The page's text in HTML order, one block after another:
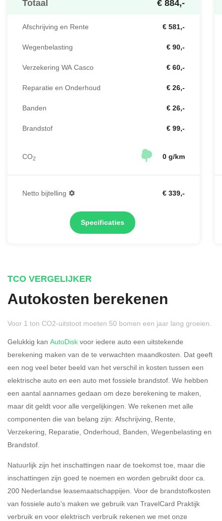
Totaal € 884,-
Afschrijving en Rente € 581,-
Wegenbelasting € 90,-
Verzekering WA Casco € 60,-
Reparatie en Onderhoud € 26,-
Banden € 26,-
Brandstof € 99,-
CO2 0 g/km
Netto bijtelling € 339,-
Specificaties
Rijdt u meer dan 500
kilometer privé?
Ja Nee
Belastingspercentage
37,07% (Belastbaar tot €
69.399,- )
Eigen bijdrage
TCO VERGELIJKER
Autokosten berekenen
Voor 1 ton CO2-uitstoot moeten 50 bomen een jaar lang groeien.
Gelukkig kan AutoDisk voor iedere auto een uitstekende
berekening maken van de te verwachten maandkosten. Dat geeft
een nog veel beter beeld van het verschil in kosten tussen een
elektrische auto en een auto met fossiele brandstof. We hebben
een aantal aannames gedaan om deze berekening te maken,
maar dit geldt voor alle vergelijkingen. We rekenen met alle
componenten die van belang zijn: Afschrijving, Rente,
Verzekering, Reparatie, Onderhoud, Banden, Wegenbelasting en
Brandstof.
Natuurlijk zijn het inschattingen naar de toekomst toe, maar die
inschattingen zijn goed te noemen en worden gebruikt door ca.
200 Nederlandse leasemaatschappijen. Voor de brandstofkosten
van fossiele auto's maken we gebruik van TravelCard Praktijk
verbruik en voor elektrisch verbruik rekenen we met onze